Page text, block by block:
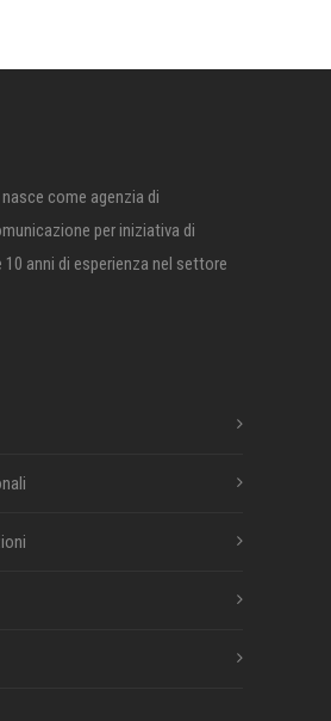
nasce come agenzia di
per iniziativa di
anni di esperienza nel settore